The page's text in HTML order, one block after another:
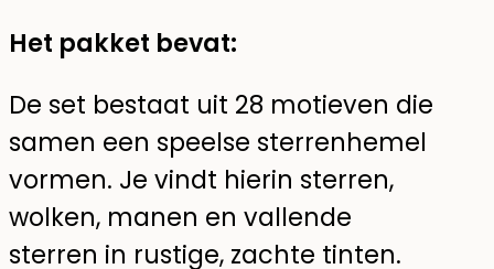
Het pakket bevat:
De set bestaat uit 28 motieven die
samen een speelse sterrenhemel
vormen. Je vindt hierin sterren,
wolken, manen en vallende
sterren in rustige, zachte tinten.